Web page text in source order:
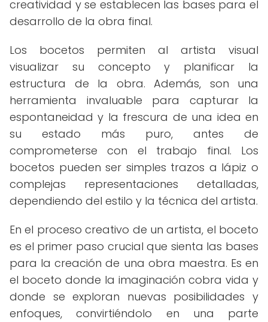
creatividad y se establecen las bases para el
desarrollo de la obra final.
Los bocetos permiten al artista visual
visualizar su concepto y planificar la
estructura de la obra. Además, son una
herramienta invaluable para capturar la
espontaneidad y la frescura de una idea en
su estado más puro, antes de
comprometerse con el trabajo final. Los
bocetos pueden ser simples trazos a lápiz o
complejas representaciones detalladas,
dependiendo del estilo y la técnica del artista.
En el proceso creativo de un artista, el boceto
es el primer paso crucial que sienta las bases
para la creación de una obra maestra. Es en
el boceto donde la imaginación cobra vida y
donde se exploran nuevas posibilidades y
enfoques, convirtiéndolo en una parte